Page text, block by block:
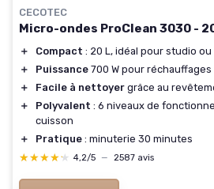
CECOTEC
Micro-ondes ProClean 3030 -
＋ Compact : 20 L, idéal pour studio
＋
Puissance 700 W pour
＋
Facile à nettoyer grâce au
＋
Polyvalent : 6 niveaux de
cuisson
＋
Pratique : minuterie 30 minutes
★★★★★
★★★★★ 4,2/5 — 2587 avis